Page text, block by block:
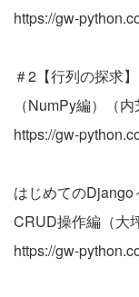
https://gw-
＃2【行列の探求
（NumPy編）（内
https://gw-
はじめての
CRUD操作編（大
https://gw-